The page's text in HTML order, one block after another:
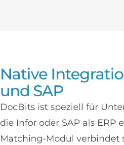
Native
und SAP
DocBits ist speziell für
die Infor oder SAP als ERP
Matching-Modul verbindet